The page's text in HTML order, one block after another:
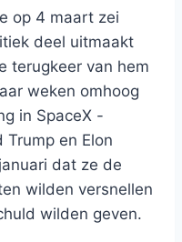
op 4 maart zei
deel uitmaakt
terugkeer van hem
weken omhoog
in SpaceX -
Trump en Elon
dat ze de
wilden versnellen
wilden geven.